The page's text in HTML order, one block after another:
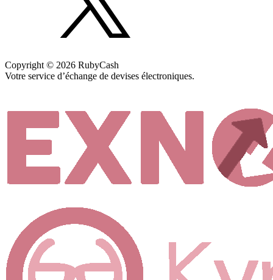
Copyright © 2026 RubyCash
Votre service d’échange de devises électroniques.